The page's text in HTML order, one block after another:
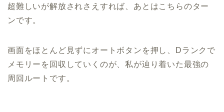
超難しいが解放されさえすれば、あとはこちらのター
ンです。
画面をほとんど見ずにオートボタンを押し、Dランクで
メモリーを回収していくのが、私が辿り着いた最強の
周回ルートです。